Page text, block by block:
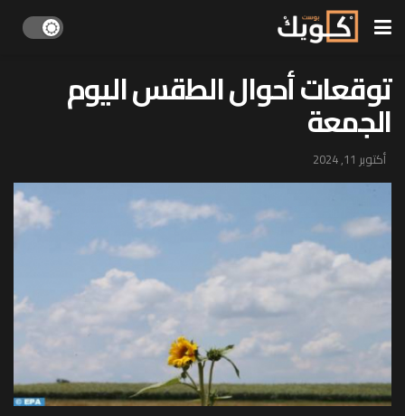
توقعات أحوال الطقس اليوم
الجمعة
أكتوبر 11, 2024